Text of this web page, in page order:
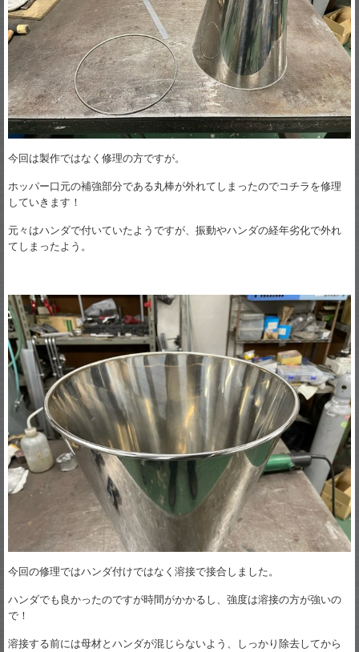
今回は製作ではなく修理の方ですが。
ホッパー口元の補強部分である丸棒が外れてしまったのでコチラを修理
していきます！
元々はハンダで付いていたようですが、振動やハンダの経年劣化で外れ
てしまったよう。
今回の修理ではハンダ付けではなく溶接で接合しました。
ハンダでも良かったのですが時間がかかるし、強度は溶接の方が強いの
で！
溶接する前には母材とハンダが混じらないよう、しっかり除去してから